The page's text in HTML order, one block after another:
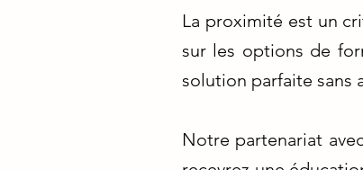
La proximité est un
sur les options de
solution parfaite sans
Notre partenariat